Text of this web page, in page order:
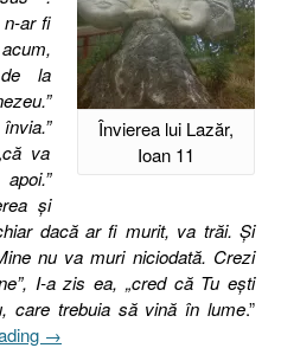
Învierea lui Lazăr,
Ioan 11
n-ar fi
la
va
şi
dacă ar fi murit, va trăi. Şi
nu va muri niciodată. Crezi
I-a zis ea, „cred că Tu eşti
care trebuia să vină în lume.”
„Doamne,
→